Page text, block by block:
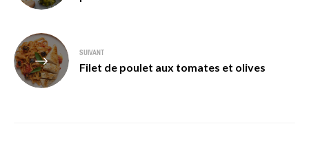
l’article
SUIVANT
Filet de poulet aux tomates et olives